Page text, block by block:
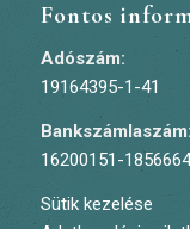
Fontos
Adószám:
19164395-1-41
Bankszámlaszám:
16200151-
Sütik kezelése